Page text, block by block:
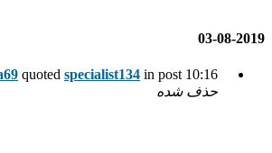
ma69quoted پست های